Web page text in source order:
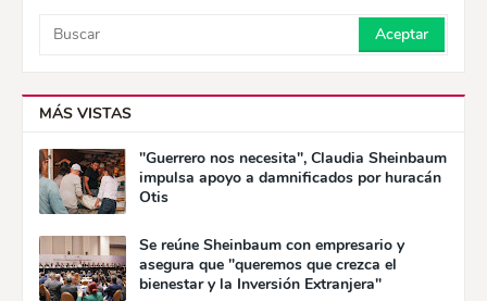
MÁS VISTAS
"Guerrero nos necesita", Claudia Sheinbaum
impulsa apoyo a damnificados por huracán
Otis
Se reúne Sheinbaum con empresario y
asegura que "queremos que crezca el
bienestar y la Inversión Extranjera"